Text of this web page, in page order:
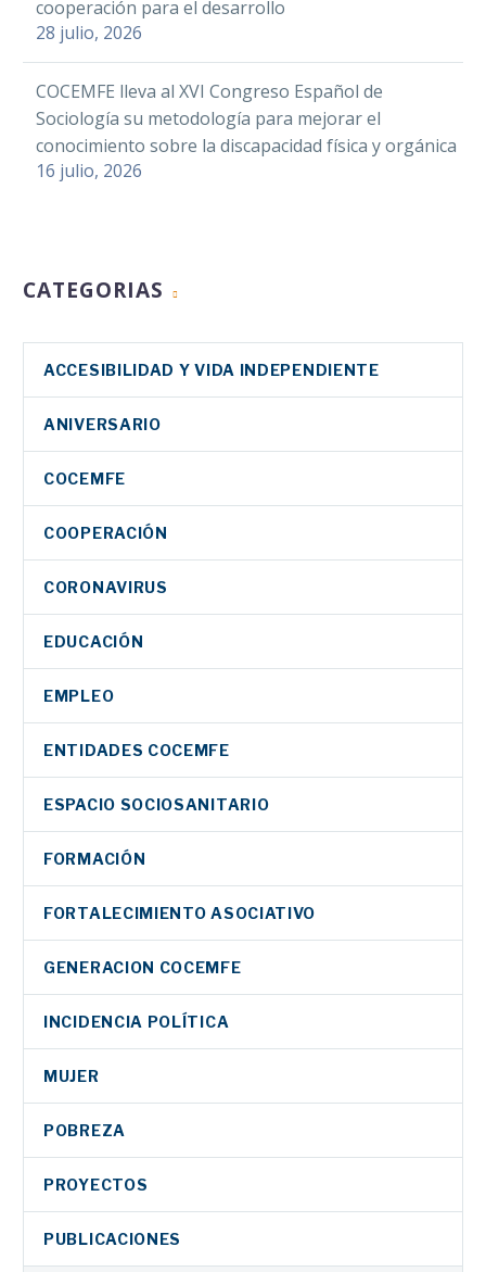
cooperación para el desarrollo
28 julio, 2026
COCEMFE lleva al XVI Congreso Español de
Sociología su metodología para mejorar el
conocimiento sobre la discapacidad física y orgánica
16 julio, 2026
CATEGORIAS
ACCESIBILIDAD Y VIDA INDEPENDIENTE
ANIVERSARIO
COCEMFE
COOPERACIÓN
CORONAVIRUS
EDUCACIÓN
EMPLEO
ENTIDADES COCEMFE
ESPACIO SOCIOSANITARIO
FORMACIÓN
FORTALECIMIENTO ASOCIATIVO
GENERACION COCEMFE
INCIDENCIA POLÍTICA
MUJER
POBREZA
PROYECTOS
PUBLICACIONES